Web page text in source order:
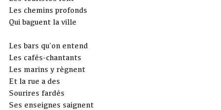
Les chemins profonds
Qui baguent la ville
Les bars qu'on entend
Les cafés-chantants
Les marins y règnent
Et la rue a des
Sourires fardés
Ses enseignes saignent